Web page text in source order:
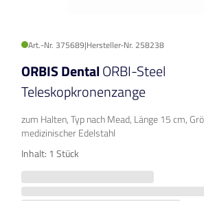
Art.-Nr. 375689|Hersteller-Nr. 258238
ORBIS DentalORBI-Steel
Teleskopkronenzange
zum Halten, Typ nach Mead, Länge 15 cm,
medizinischer Edelstahl
Inhalt: 1 Stück